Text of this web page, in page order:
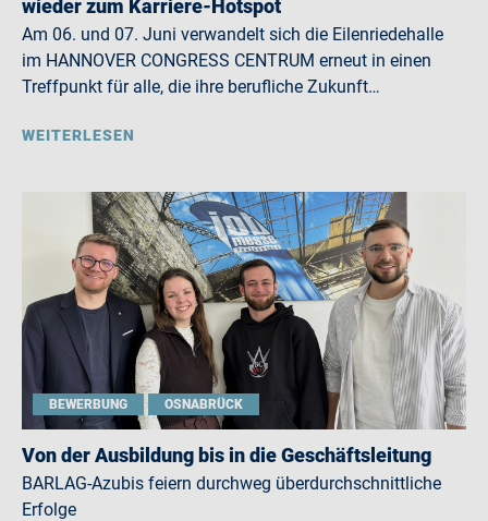
wieder zum Karriere-Hotspot
Am 06. und 07. Juni verwandelt sich die Eilenriedehalle
im HANNOVER CONGRESS CENTRUM erneut in einen
Treffpunkt für alle, die ihre berufliche Zukunft…
WEITERLESEN
BEWERBUNG OSNABRÜCK
Von der Ausbildung bis in die Geschäftsleitung
BARLAG-Azubis feiern durchweg überdurchschnittliche
Erfolge